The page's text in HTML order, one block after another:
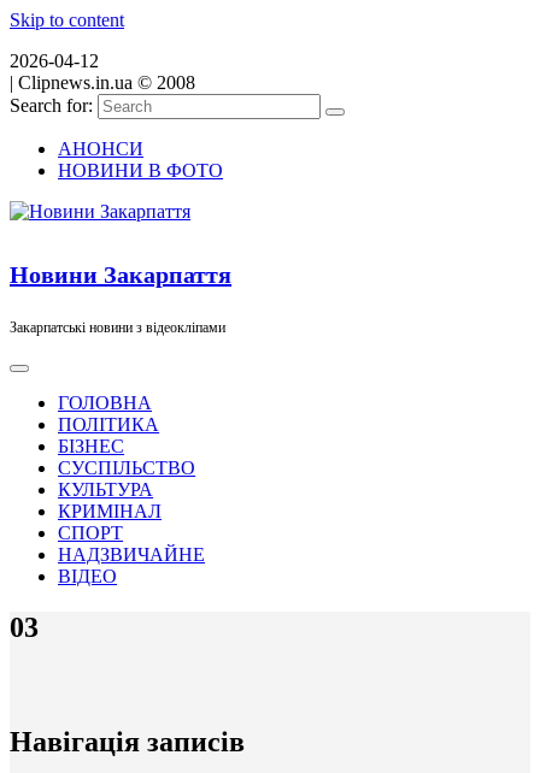
Skip to content
2026-04-12
| Clipnews.in.ua © 2008
Search for:
АНОНСИ
НОВИНИ В ФОТО
Новини Закарпаття
Закарпатські новини з відеокліпами
ГОЛОВНА
ПОЛІТИКА
БІЗНЕС
СУСПІЛЬСТВО
КУЛЬТУРА
КРИМІНАЛ
СПОРТ
НАДЗВИЧАЙНЕ
ВІДЕО
03
Навігація записів